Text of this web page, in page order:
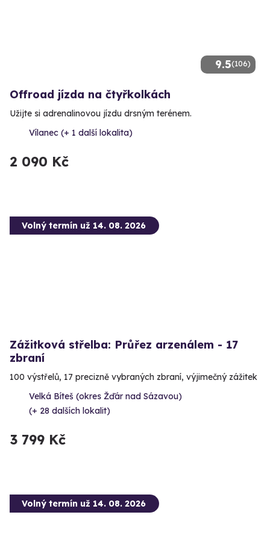
9.5(106)
Offroad jízda na čtyřkolkách
Užijte si adrenalinovou jízdu drsným terénem.
Vílanec (+ 1 další lokalita)
2 090 Kč
Volný termín už 14. 08. 2026
Zážitková střelba: Průřez arzenálem - 17
zbraní
100 výstřelů, 17 precizně vybraných zbraní, výjimečný zážitek
Velká Bíteš (okres Žďár nad Sázavou)
(+ 28 dalších lokalit)
3 799 Kč
Volný termín už 14. 08. 2026